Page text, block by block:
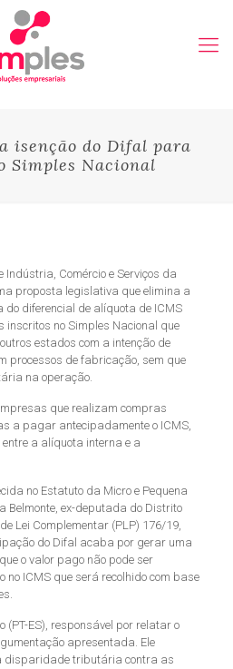
isenção do Difal para
Simples Nacional
Indústria, Comércio e Serviços da
proposta legislativa que elimina a
do diferencial de alíquota de ICMS
inscritos no Simples Nacional que
estados com a intenção de
processos de fabricação, sem que
na operação.
que realizam compras
a pagar antecipadamente o ICMS,
a alíquota interna e a
no Estatuto da Micro e Pequena
Belmonte, ex-deputada do Distrito
Lei Complementar (PLP) 176/19,
do Difal acaba por gerar uma
o valor pago não pode ser
no ICMS que será recolhido com base
(PT-ES), responsável por relatar o
apresentada. Ele
disparidade tributária contra as